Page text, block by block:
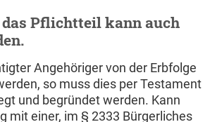
das Pflichtteil kann auch
Angehöriger von der Erbfolge
so muss dies per Testament
und begründet werden. Kann
mit einer, im § 2333 Bürgerliches